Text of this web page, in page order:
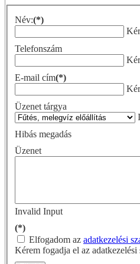
Név:(*)
Telefonszám
E-mail cím(*)
Üzenet tárgya
Hibás megadás
Üzenet
Invalid Input
(*)
Elfogadom az adatkezelési
Kérem fogadja el az adatkezelési